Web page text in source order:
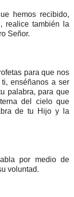
hemos recibido,
realice también la
Señor.
para que nos
enséñanos a ser
palabra, para que
del cielo que
de tu Hijo y la
por medio de
voluntad.